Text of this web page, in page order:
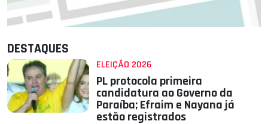
DESTAQUES
ELEIÇÃO 2026
PL protocola primeira
candidatura ao Governo da
Paraíba; Efraim e Nayana já
estão registrados